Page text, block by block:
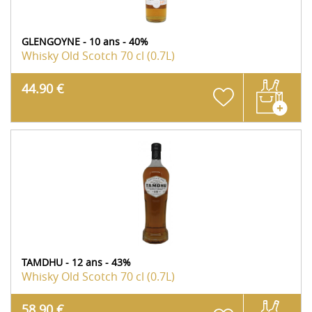
GLENGOYNE - 10 ans - 40%
Whisky Old Scotch 70 cl (0.7L)
44.90 €
TAMDHU - 12 ans - 43%
Whisky Old Scotch 70 cl (0.7L)